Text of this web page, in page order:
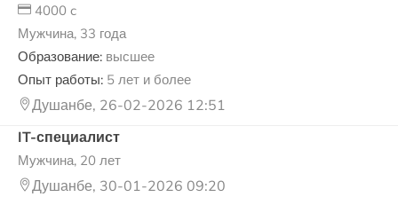
4000 c
Мужчина, 33 года
Образование: высшее
Опыт работы: 5 лет и более
Душанбе, 26-02-2026 12:51
IT-специалист
Мужчина, 20 лет
Душанбе, 30-01-2026 09:20